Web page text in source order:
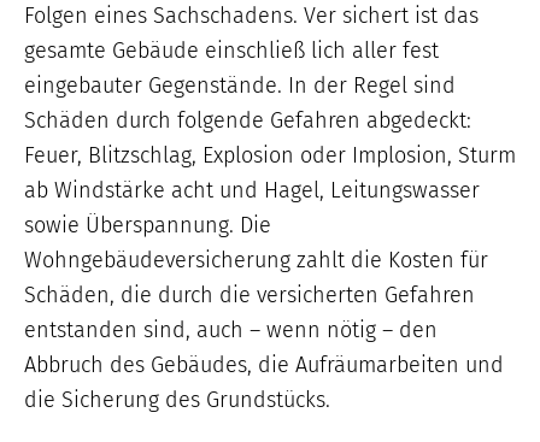
Folgen eines Sachschadens. Ver sichert ist das
gesamte Gebäude einschließ lich aller fest
eingebauter Gegenstände. In der Regel sind
Schäden durch folgende Gefahren abgedeckt:
Feuer, Blitzschlag, Explosion oder Implosion, Sturm
ab Windstärke acht und Hagel, Leitungswasser
sowie Überspannung. Die
Wohngebäudeversicherung zahlt die Kosten für
Schäden, die durch die versicherten Gefahren
entstanden sind, auch – wenn nötig – den
Abbruch des Gebäudes, die Aufräumarbeiten und
die Sicherung des Grundstücks.